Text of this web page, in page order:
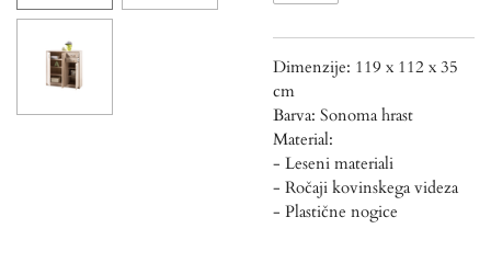
Dimenzije: 119 x 112 x 35
cm
Barva: Sonoma hrast
Material:
- Leseni materiali
- Ročaji kovinskega videza
- Plastične nogice